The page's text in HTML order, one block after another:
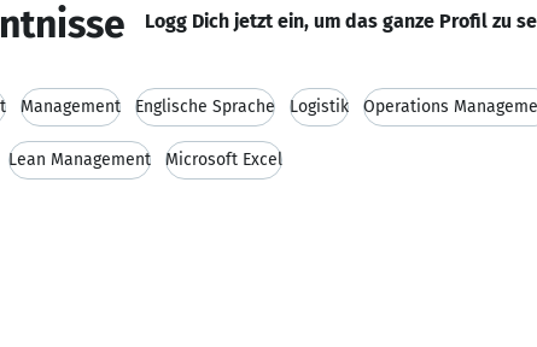
Logg Dich jetzt ein, um das ganze Profil zu
Management Englische Sprache Logistik Operations
Lean Management Microsoft Excel